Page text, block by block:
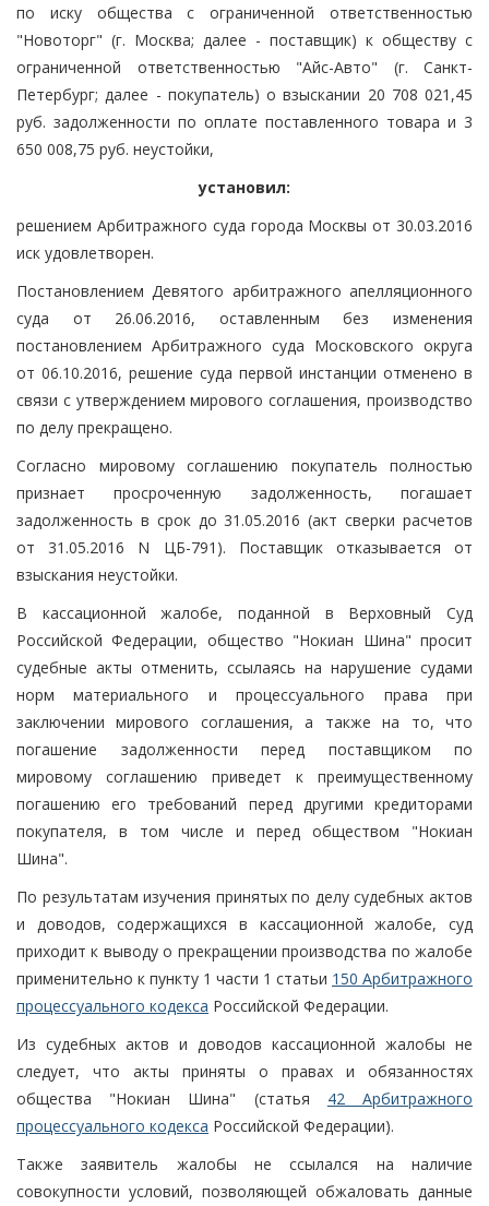
по иску общества с ограниченной ответственностью
"Новоторг" (г. Москва; далее - поставщик) к обществу с
ограниченной ответственностью "Айс-Авто" (г. Санкт-
Петербург; далее - покупатель) о взыскании 20 708 021,45
руб. задолженности по оплате поставленного товара и 3
650 008,75 руб. неустойки,
установил:
решением Арбитражного суда города Москвы от 30.03.2016
иск удовлетворен.
Постановлением Девятого арбитражного апелляционного
суда от 26.06.2016, оставленным без изменения
постановлением Арбитражного суда Московского округа
от 06.10.2016, решение суда первой инстанции отменено в
связи с утверждением мирового соглашения, производство
по делу прекращено.
Согласно мировому соглашению покупатель полностью
признает просроченную задолженность, погашает
задолженность в срок до 31.05.2016 (акт сверки расчетов
от 31.05.2016 N ЦБ-791). Поставщик отказывается от
взыскания неустойки.
В кассационной жалобе, поданной в Верховный Суд
Российской Федерации, общество "Нокиан Шина" просит
судебные акты отменить, ссылаясь на нарушение судами
норм материального и процессуального права при
заключении мирового соглашения, а также на то, что
погашение задолженности перед поставщиком по
мировому соглашению приведет к преимущественному
погашению его требований перед другими кредиторами
покупателя, в том числе и перед обществом "Нокиан
Шина".
По результатам изучения принятых по делу судебных актов
и доводов, содержащихся в кассационной жалобе, суд
приходит к выводу о прекращении производства по жалобе
применительно к пункту 1 части 1 статьи 150 Арбитражного
процессуального кодекса Российской Федерации.
Из судебных актов и доводов кассационной жалобы не
следует, что акты приняты о правах и обязанностях
общества "Нокиан Шина" (статья 42 Арбитражного
процессуального кодекса Российской Федерации).
Также заявитель жалобы не ссылался на наличие
совокупности условий, позволяющей обжаловать данные